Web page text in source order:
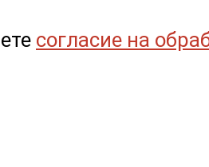
согласие на